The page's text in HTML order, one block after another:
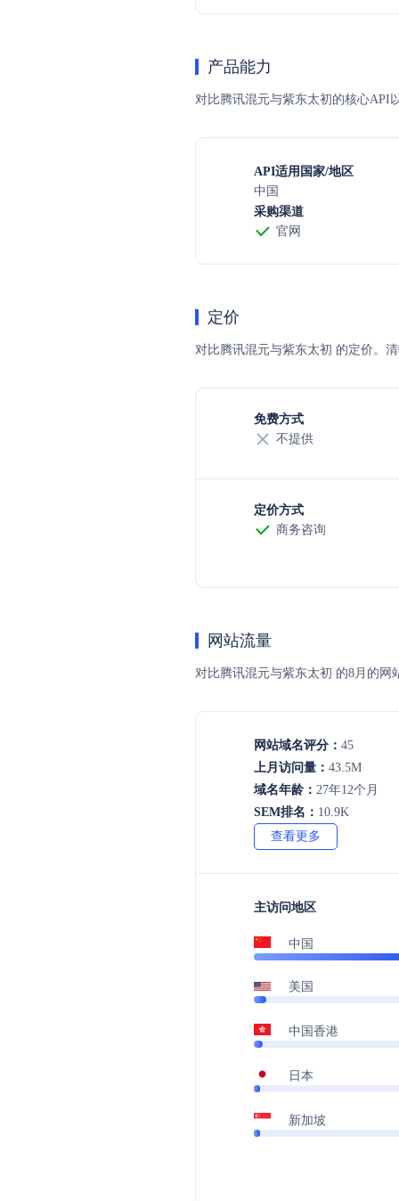
产品能力
对比腾讯混元与紫东太初的核心API
API适用国家/地区
中国
采购渠道
官网
定价
对比腾讯混元与紫东太初 的定价。
免费方式
不提供
定价方式
商务咨询
网站流量
对比腾讯混元与紫东太初 的8月的网
网站域名评分： 45
上月访问量： 43.5M
域名年龄： 27年12个月
SEM排名： 10.9K
查看更多
主访问地区
中国
美国
中国香港
日本
新加坡